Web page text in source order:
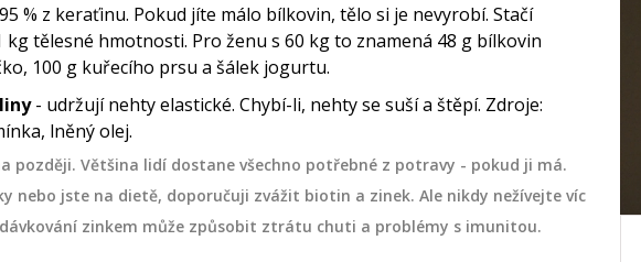
% z keraťinu. Pokud jíte málo bílkovin, tělo si je nevyrobí. Stačí
kg tělesné hmotnosti. Pro ženu s 60 kg to znamená 48 g bílkovin
100 g kuřecího prsu a šálek jogurtu.
- udržují nehty elastické. Chybí-li, nehty se suší a štěpí. Zdroje:
lněný olej.
později. Většina lidí dostane všechno potřebné z potravy - pokud ji má.
nebo jste na dietě, doporučuji zvážit biotin a zinek. Ale nikdy nežívejte víc
zinkem může způsobit ztrátu chuti a problémy s imunitou.